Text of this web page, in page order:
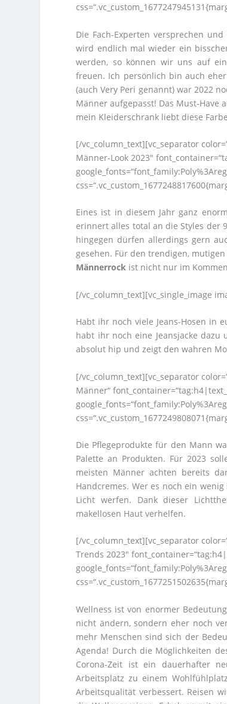
Die Fach-Experten versprechen
wird endlich mal wieder ein
werden, so können wir uns auf
freuen. Ich persönlich bin auch
(auch Very Peri genannt) war 2022
Männer aufgepasst! Das Must-Have
mein Kleiderschrank liebt diese
[/vc_column_text][vc_separator
Männer-Look 2023″
Eines ist in diesem Jahr ganz
erinnert alles total an die Styles der
hingegen dürfen allerdings gern
gesehen. Für den trendigen,
Männerrock ist nicht nur im
[/vc_column_text][vc_single_image
Habt ihr noch viele Jeans-Hosen in
habt ihr noch eine Jeansjacke dazu
absolut hip und zeigt den wahren
[/vc_column_text][vc_separator
Männer“
Die Pflegeprodukte für den Mann
Palette an Produkten. Für 2023
meisten Männer achten bereits
Handcremes. Wer es noch ein
Licht werfen. Dank dieser
makellosen Haut verhelfen.
[/vc_column_text][vc_separator
Trends 2023″
Wellness ist von enormer
nicht ändern, sondern eher noch
mehr Menschen sind sich der
Agenda! Durch die Möglichkeiten
Corona-Zeit ist ein dauerhafter
Arbeitsplatz zu einem
Arbeitsqualität verbessert. Reisen